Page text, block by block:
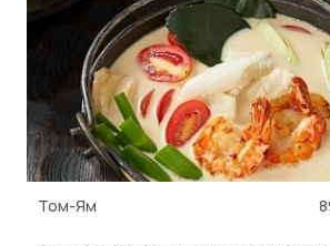
Том-Ям